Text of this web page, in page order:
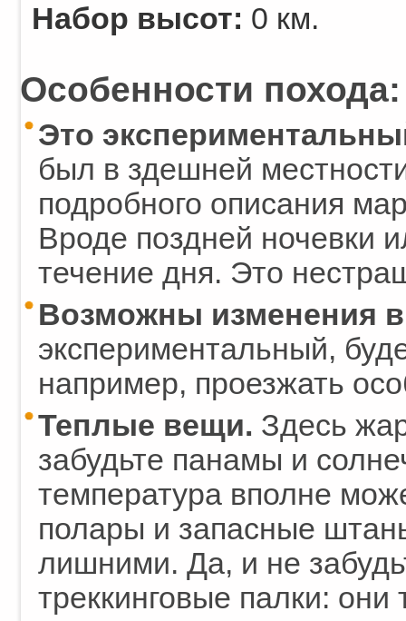
Набор высот: 0 км.
Особенности похода:
Это
был в здешней
подробного описания
Вроде поздней ночевки
течение дня. Это
Возможны изменения
экспериментальный,
например, проезжать
Теплые вещи. Здесь
забудьте панамы и
температура вполне
полары и запасные
лишними. Да, и не
треккинговые палки: они